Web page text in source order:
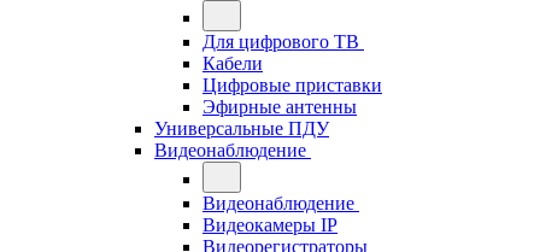
Для цифрового ТВ
Кабели
Цифровые приставки
Эфирные антенны
Универсальные ПДУ
Видеонаблюдение
Видеонаблюдение
Видеокамеры IP
Видеорегистраторы